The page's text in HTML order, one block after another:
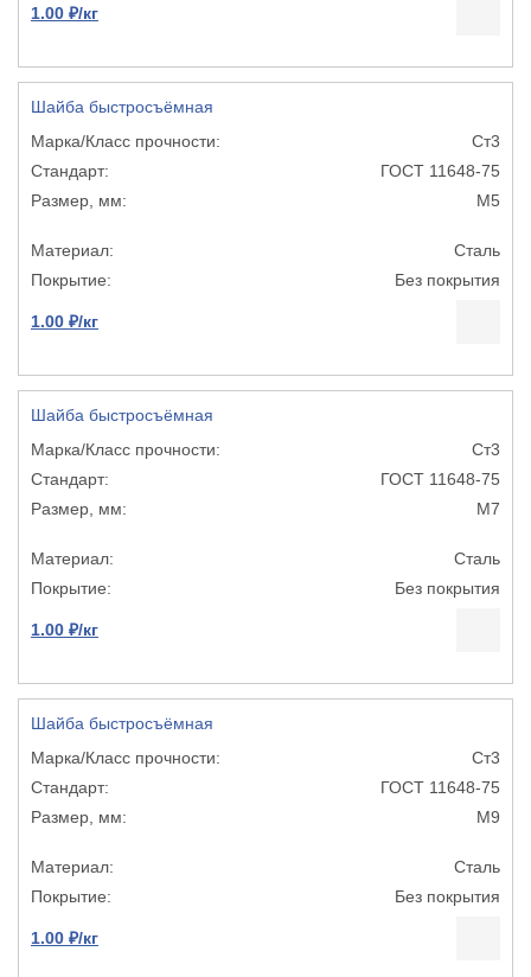
1.00 ₽/кг
Шайба быстросъёмная
Ст3
ГОСТ 11648-75
М5
Сталь
Без покрытия
1.00 ₽/кг
Шайба быстросъёмная
Ст3
ГОСТ 11648-75
М7
Сталь
Без покрытия
1.00 ₽/кг
Шайба быстросъёмная
Ст3
ГОСТ 11648-75
М9
Сталь
Без покрытия
1.00 ₽/кг